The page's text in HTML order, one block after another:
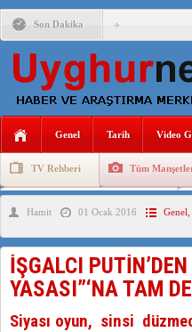
Son Dakika
ANAHTAR
DİYANET
150 YILDIR
MHP’DEN
ÇİN’İN
Genel Tarih Video
TV Rehberi Tüm
Uygurlarda Düğün ve Cenaze
Hamit 01 Ocak 2016 Genel
İŞGALCI
YASASI”‘NA TAM
Siyası oyun, sinsi